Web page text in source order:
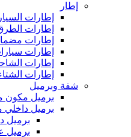
إطار
إطارات
إطارات
إطارات
إطارات
إطارات
إطارات
شفة وبرميل
برميل مكون
برميل داخلي
برميل